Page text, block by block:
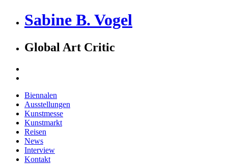
Sabine B. Vogel
Global Art Critic
Biennalen
Ausstellungen
Kunstmesse
Kunstmarkt
Reisen
News
Interview
Kontakt